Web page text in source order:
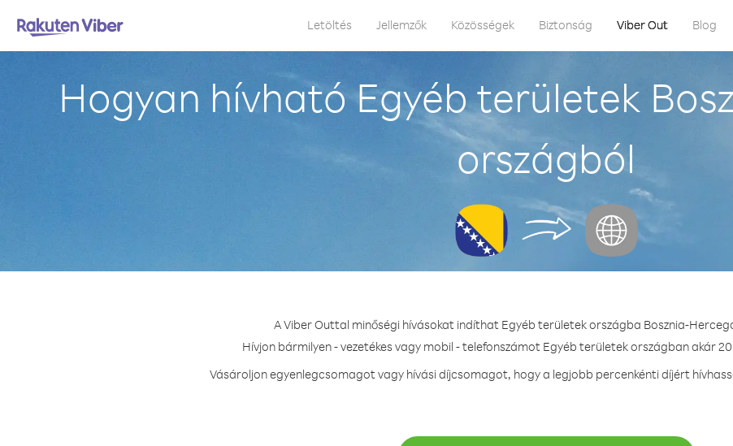
Letöltés Jellemzők Közösségek Biztonság Viber Out Blog
Hogyan hívható Egyéb területek
országból
A Viber Outtal minőségi hívásokat indíthat Egyéb területek országba Bosznia-
Hívjon bármilyen - vezetékes vagy mobil - telefonszámot Egyéb területek országban akár
Vásároljon egyenlegcsomagot vagy hívási díjcsomagot, hogy a legjobb percenkénti díjért